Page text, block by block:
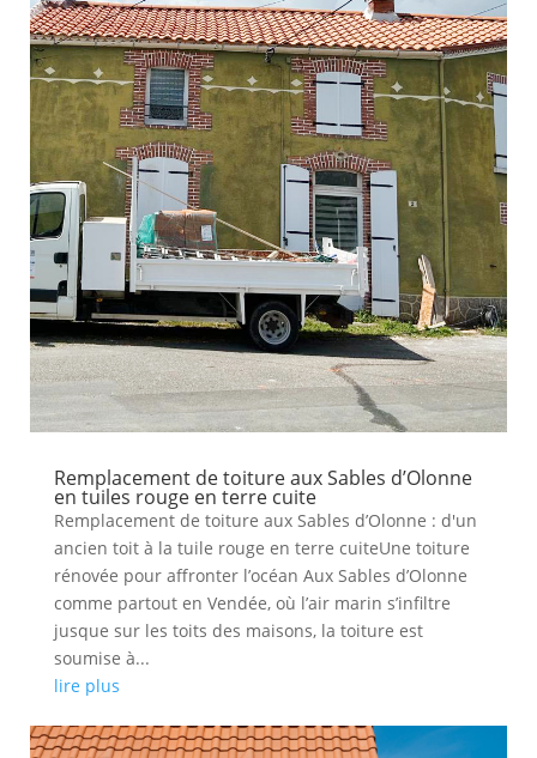
Remplacement de toiture aux Sables d’Olonne
en tuiles rouge en terre cuite
Remplacement de toiture aux Sables d’Olonne : d'un
ancien toit à la tuile rouge en terre cuiteUne toiture
rénovée pour affronter l’océan Aux Sables d’Olonne
comme partout en Vendée, où l’air marin s’infiltre
jusque sur les toits des maisons, la toiture est
soumise à...
lire plus